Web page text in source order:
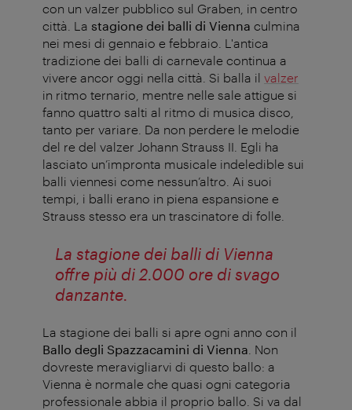
con un valzer pubblico sul Graben, in centro
città. La stagione dei balli di Vienna culmina
nei mesi di gennaio e febbraio. L'antica
tradizione dei balli di carnevale continua a
vivere ancor oggi nella città. Si balla il valzer
in ritmo ternario, mentre nelle sale attigue si
fanno quattro salti al ritmo di musica disco,
tanto per variare. Da non perdere le melodie
del re del valzer Johann Strauss II. Egli ha
lasciato un’impronta musicale indeledible sui
balli viennesi come nessun’altro. Ai suoi
tempi, i balli erano in piena espansione e
Strauss stesso era un trascinatore di folle.
La stagione dei balli di Vienna
offre più di 2.000 ore di svago
danzante.
La stagione dei balli si apre ogni anno con il
Ballo degli Spazzacamini di Vienna . Non
dovreste meravigliarvi di questo ballo: a
Vienna è normale che quasi ogni categoria
professionale abbia il proprio ballo. Si va dal